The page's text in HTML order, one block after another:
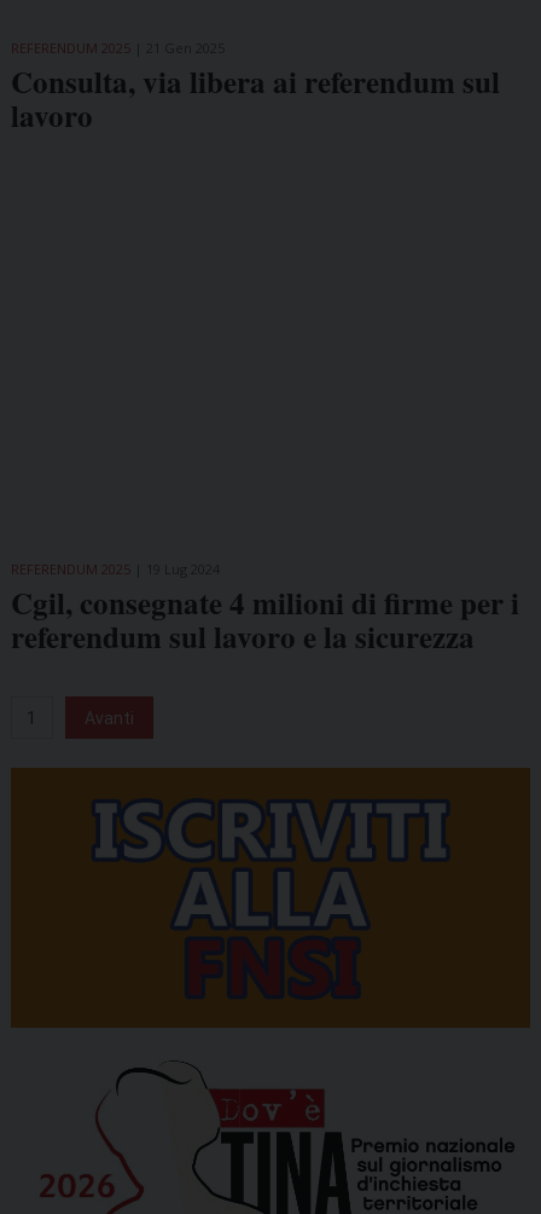
REFERENDUM 2025
Consulta, via libera ai referendum sul
lavoro
REFERENDUM 2025
Cgil, consegnate 4 milioni di firme per i
referendum sul lavoro e la sicurezza
1 Avanti